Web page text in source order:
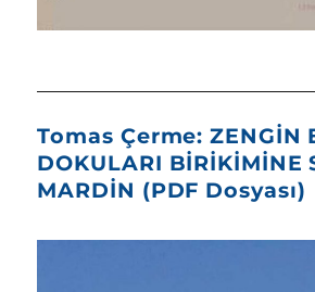
Tomas Çerme: ZENGİN
DOKULARI BİRİKİMİNE
MARDİN (PDF Dosyası)